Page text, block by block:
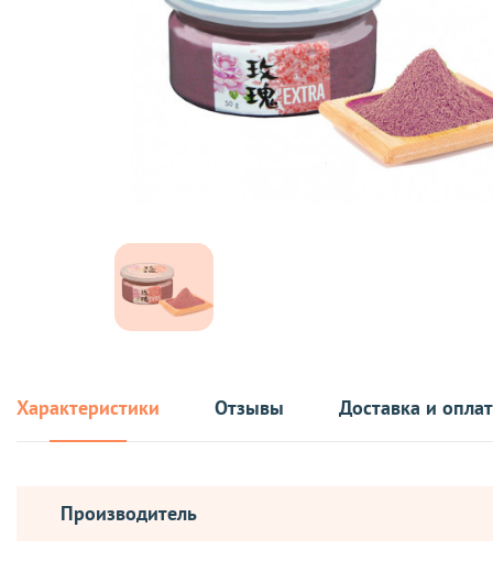
Характеристики Отзывы Доставка и
Производитель